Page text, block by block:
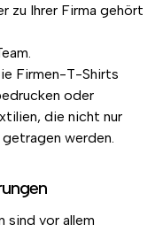
zu Ihrer Firma gehört
Firmen-T-Shirts
oder
die nicht nur
werden.
sind vor allem